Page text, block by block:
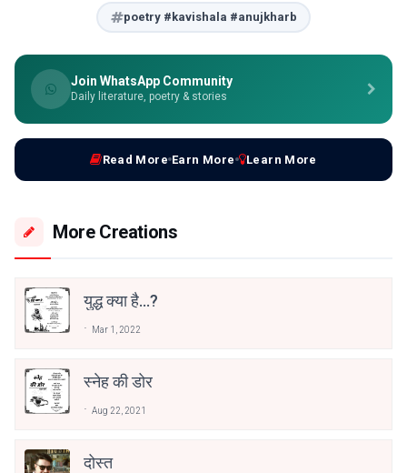
poetry #kavishala #anujkharb
Join WhatsApp Community
Daily literature, poetry & stories
Read More Earn More Learn More
More Creations
युद्ध क्या है...?
Mar 1, 2022
स्नेह की डोर
Aug 22, 2021
दोस्त